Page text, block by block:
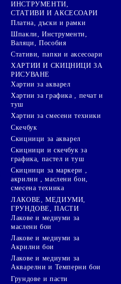
ИНСТРУМЕНТИ,
СТАТИВИ И АКСЕСОАРИ
Платна, дъски и рамки
Шпакли, Инструменти,
Валяци, Пособия
Стативи, папки и аксесоари
ХАРТИИ И СКИЦНИЦИ ЗА
РИСУВАНЕ
Хартии за акварел
Хартии за графика , печат и
туш
Хартии за смесени техники
Скечбук
Скицници за акварел
Скицници и скечбук за
графика, пастел и туш
Скицници за маркери ,
акрилни , маслени бои,
смесена техника
ЛАКОВЕ, МЕДИУМИ,
ГРУНДОВЕ, ПАСТИ
Лакове и медиуми за
маслени бои
Лакове и медиуми за
Акрилни бои
Лакове и медиуми за
Акварелни и Темперни бои
Грундове и пасти